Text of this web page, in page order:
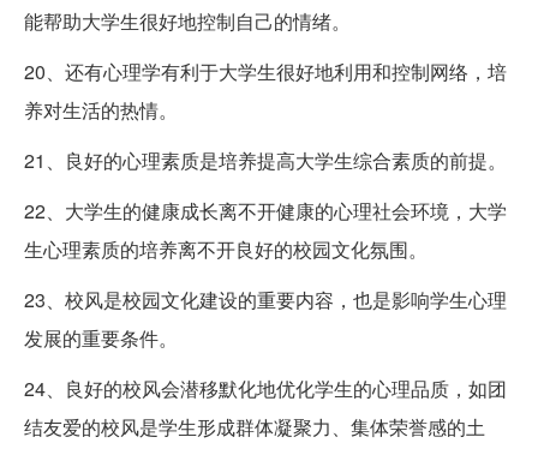
能帮助大学生很好地控制自己的情绪。
20、还有心理学有利于大学生很好地利用和控制网络，培
养对生活的热情。
21、良好的心理素质是培养提高大学生综合素质的前提。
22、大学生的健康成长离不开健康的心理社会环境，大学
生心理素质的培养离不开良好的校园文化氛围。
23、校风是校园文化建设的重要内容，也是影响学生心理
发展的重要条件。
24、良好的校风会潜移默化地优化学生的心理品质，如团
结友爱的校风是学生形成群体凝聚力、集体荣誉感的土